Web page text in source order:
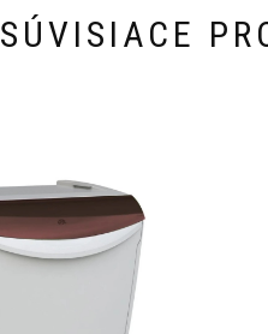
SÚVISIACE